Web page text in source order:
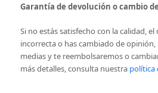
Garantía de devolución o cambio
Si no estás satisfecho con la calidad,
incorrecta o has cambiado de
medias y te reembolsaremos o
más detalles, consulta nuestra política